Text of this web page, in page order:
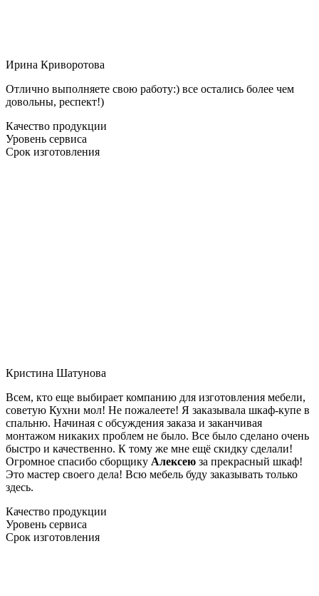
Ирина Криворотова
Отлично выполняете свою работу:) все остались более чем
довольны, респект!)
Качество продукции
Уровень сервиса
Срок изготовления
Кристина Шатунова
Всем, кто еще выбирает компанию для изготовления мебели,
советую Кухни мол! Не пожалеете! Я заказывала шкаф-купе в
спальню. Начиная с обсуждения заказа и заканчивая
монтажом никаких проблем не было. Все было сделано очень
быстро и качественно. К тому же мне ещё скидку сделали!
Огромное спасибо сборщику Алексею за прекрасный шкаф!
Это мастер своего дела! Всю мебель буду заказывать только
здесь.
Качество продукции
Уровень сервиса
Срок изготовления